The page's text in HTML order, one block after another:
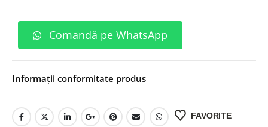
Comandă pe WhatsApp
Informații conformitate produs
FAVORITE